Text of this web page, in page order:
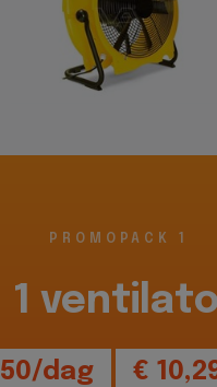
PROMOPACK 1
1
dag €